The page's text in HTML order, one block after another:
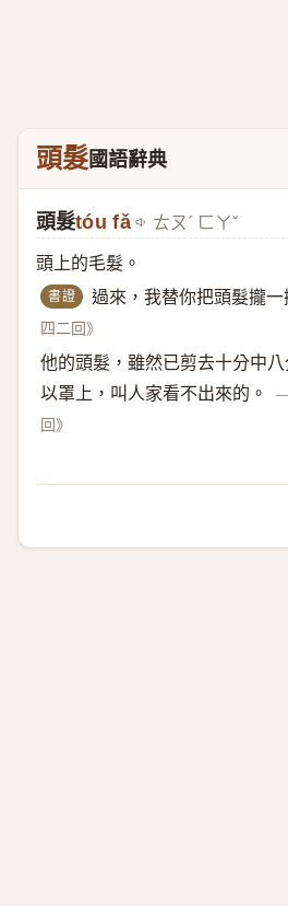
頭髮國語辭典
頭髮tóu fǎ ㄊㄡˊ ㄈㄚˇ
頭上的毛髮。
書證 過來，我替你把頭髮攏一
四二回》
他的頭髮，雖然已剪去十分中
以罩上，叫人家看不出來的。
回》